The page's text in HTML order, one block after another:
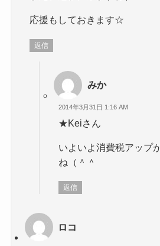
応援もしておきます☆
返信
みか
2014年3月31日 1:16 AM
★Keiさん
いよいよ消費税アップ
ね（＾＾
返信
ロコ